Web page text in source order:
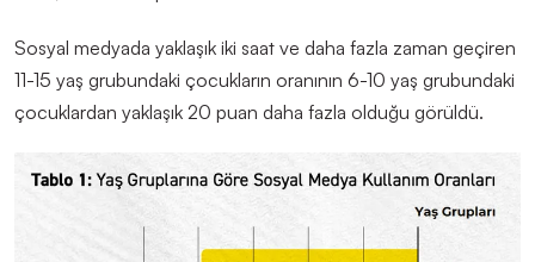
Sosyal medyada yaklaşık iki saat ve daha fazla zaman geçiren
11-15 yaş grubundaki çocukların oranının 6-10 yaş grubundaki
çocuklardan yaklaşık 20 puan daha fazla olduğu görüldü.